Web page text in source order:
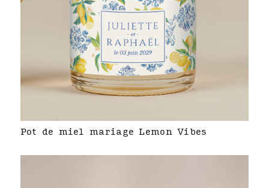
Pot de miel mariage Lemon Vibes